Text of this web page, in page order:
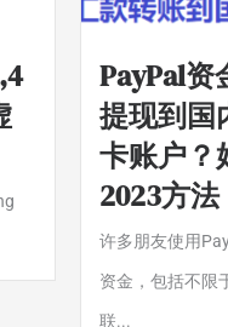
PayPal资
提现到国
卡账户？
2023方法
许多朋友使用
资金，包括不限
联...